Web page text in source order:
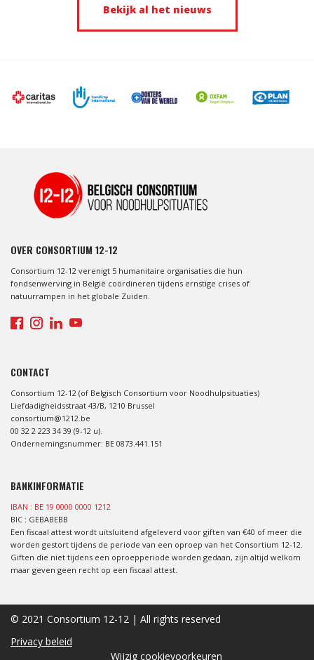
Bekijk al het nieuws
OVER CONSORTIUM 12-12
Consortium 12-12 verenigt 5 humanitaire organisaties die hun
fondsenwerving in België coördineren tijdens ernstige crises of
natuurrampen in het globale Zuiden.
CONTACT
Consortium 12-12 (of Belgisch Consortium voor Noodhulpsituaties)
Liefdadigheidsstraat 43/B, 1210 Brussel
consortium@1212.be
00 32 2 223 34 39 (9-12 u).
Ondernemingsnummer: BE 0873.441.151
BANKINFORMATIE
IBAN : BE 19 0000 0000 1212
BIC : GEBABEBB
Een fiscaal attest wordt uitsluitend afgeleverd voor giften van €40 of meer die
worden gestort tijdens de periode van een oproep van het Consortium 12-12.
Giften die niet tijdens een oproepperiode worden gedaan, zijn altijd welkom
maar geven geen recht op een fiscaal attest.
© 2021 Consortium 12-12 | All rights reserved
Privacy beleid
Wijzig cookievoorkeuren